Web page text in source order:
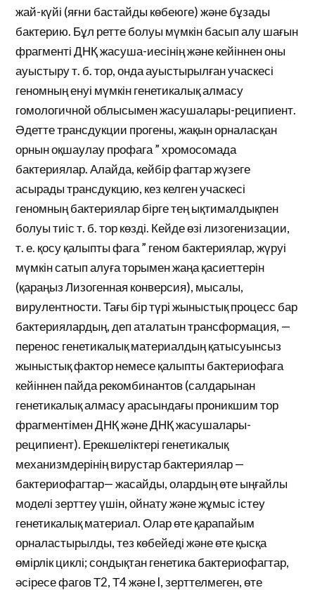
жай-күйі (яғни бастайды көбеюге) және бұзады
бактерию. Бұл ретте болуы мүмкін басып алу шағын
фрагменті ДНҚ жасуша-иесінің және кейіннен оны
ауыстыру т. б. тор, онда ауыстырылған учаскесі
геномның енуі мүмкін генетикалық алмасу
гомологичной облысымен жасушалары-реципиент.
Әдетте трансдукции прогены, жақын орналасқан
орнын оқшаулау профага ” хромосомада
бактериялар. Алайда, кейбір фагтар жүзеге
асырады трансдукцию, кез келген учаскесі
геномның бактериялар бірге тең ықтималдықпен
болуы тиіс т. б. тор көзді. Кейде өзі лизогенизации,
т. е. қосу қалыпты фага ” геном бактериялар, жүруі
мүмкін сатып алуға торымен жаңа қасиеттерін
(қараңыз Лизогенная конверсия), мысалы,
вирулентности. Тағы бір түрі жыныстық процесс бар
бактериялардың, деп аталатын трансформация, —
перенос генетикалық материалдың қатысуынсыз
жыныстық фактор немесе қалыпты бактериофага
кейіннен пайда рекомбинантов (салдарынан
генетикалық алмасу арасындағы проникшим тор
фрагментімен ДНҚ және ДНҚ жасушалары-
реципиент). Ерекшеліктері генетикалық
механизмдерінің вирустар бактериялар —
бактериофагтар— жасайды, олардың өте ыңғайлы
моделі зерттеу үшін, ойнату және жұмыс істеу
генетикалық материал. Олар өте қарапайым
орналастырылды, тез көбейеді және өте қысқа
өмірлік циклі; сондықтан генетика бактериофагтар,
әсіресе фагов Т2, Т4 және l, зерттелмеген, өте